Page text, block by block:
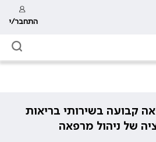
התחבר/י
קבועה בשירותי בריאות
של ניהול מרפאה